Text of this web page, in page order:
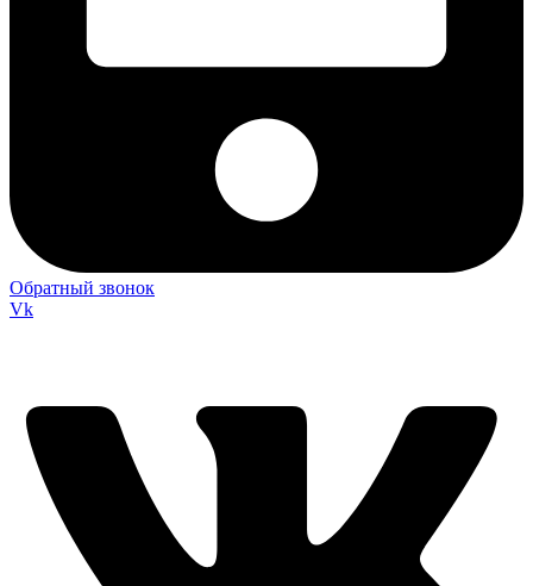
Обратный звонок
Vk